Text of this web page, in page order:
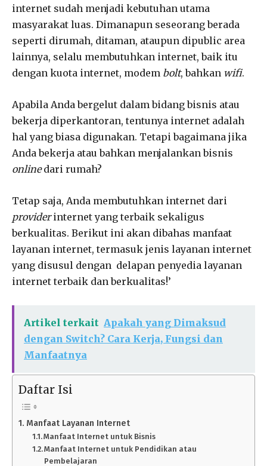
internet sudah menjadi kebutuhan utama
masyarakat luas. Dimanapun seseorang berada
seperti dirumah, ditaman, ataupun dipublic area
lainnya, selalu membutuhkan internet, baik itu
dengan kuota internet, modem bolt, bahkan wifi.
Apabila Anda bergelut dalam bidang bisnis atau
bekerja diperkantoran, tentunya internet adalah
hal yang biasa digunakan. Tetapi bagaimana jika
Anda bekerja atau bahkan menjalankan bisnis
onlinedari rumah?
Tetap saja, Anda membutuhkan internet dari
providerinternet yang terbaik sekaligus
berkualitas. Berikut ini akan dibahas manfaat
layanan internet, termasuk jenis layanan internet
yang disusul dengan delapan penyedia layanan
internet terbaik dan berkualitas!’
Artikel terkait Apakah yang Dimaksud
dengan Switch? Cara Kerja, Fungsi dan
Manfaatnya
Daftar Isi
Manfaat Layanan Internet
Manfaat Internet untuk Bisnis
Manfaat Internet untuk Pendidikan atau
Pembelajaran